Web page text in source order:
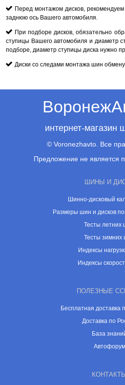
Перед монтажом дисков,
заднюю ось Вашего автомобиля.
При подборе дисков, обязательно
ступицы Вашего автомобиля и диаметр
подборе, диаметр ступицы диска нужно
Диски со следами монтажа шин
интернет-магазин
© Voronezhavto. Все
Предложение не является
ШИНЫ И
Шинно-дисковый
Размеры шин и дисков
Тесты летних
Тесты зимних
Индексы
Индексы
ПОЛЕЗНЫЕ
Бесплатная доставка
Доставка по
База
Автофорум
КОНТАКТЫ